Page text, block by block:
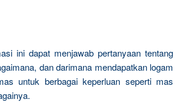
ini dapat menjawab pertanyaan tentang
dan darimana mendapatkan logam
untuk berbagai keperluan seperti mas